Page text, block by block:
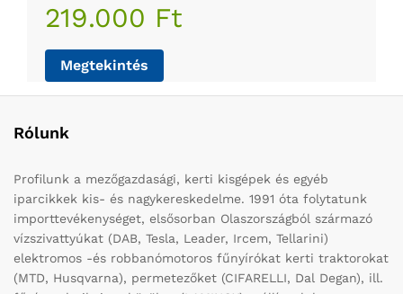
219.000 Ft
Megtekintés
Rólunk
Profilunk a mezőgazdasági, kerti kisgépek és egyéb
iparcikkek kis- és nagykereskedelme. 1991 óta folytatunk
importtevékenységet, elsősorban Olaszországból származó
vízszivattyúkat (DAB, Tesla, Leader, Ircem, Tellarini)
elektromos -és robbanómotoros fűnyírókat kerti traktorokat
(MTD, Husqvarna), permetezőket (CIFARELLI, Dal Degan), ill.